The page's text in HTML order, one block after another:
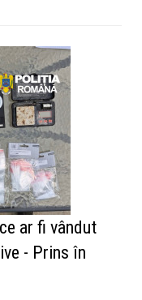
ar fi vândut
- Prins în